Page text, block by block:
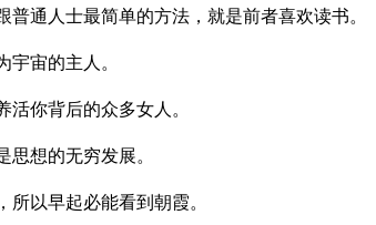
普通人士最简单的方法，就是前者喜欢读书。
宇宙的主人。
活你背后的众多女人。
思想的无穷发展。
所以早起必能看到朝霞。